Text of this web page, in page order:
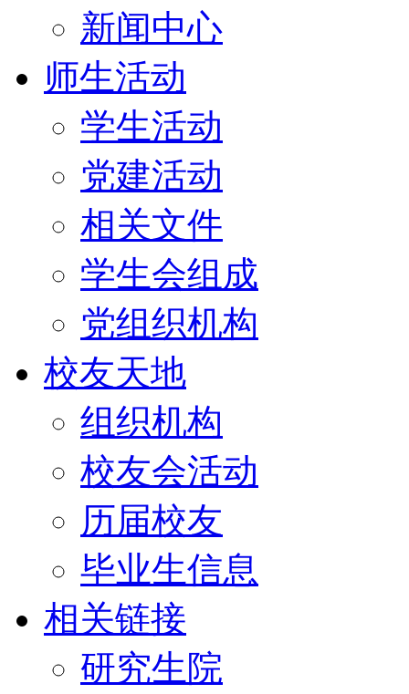
新闻中心
师生活动
学生活动
党建活动
相关文件
学生会组成
党组织机构
校友天地
组织机构
校友会活动
历届校友
毕业生信息
相关链接
研究生院